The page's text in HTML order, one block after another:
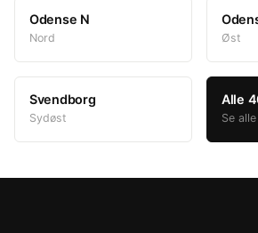
Odense N
Nord Øst
Svendborg
Sydøst
Alle
Se